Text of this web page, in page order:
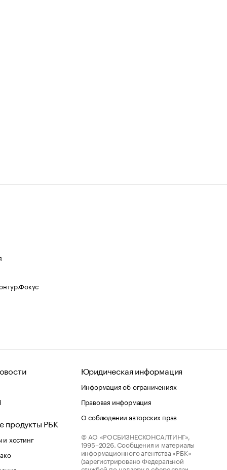
продукты РБК
хостинг
Юридическая информация
Информация об ограничениях
Правовая информация
О соблюдении авторских прав
© АО «РОСБИЗНЕСКОНСАЛТИНГ»,
1995–2026. Сообщения и материалы
информационного агентства «РБК»
(зарегистрировано Федеральной